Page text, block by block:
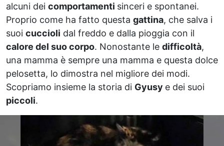
alcuni dei comportamenti sinceri e spontanei.
Proprio come ha fatto questa gattina, che salva i
suoi cuccioli dal freddo e dalla pioggia con il
calore del suo corpo. Nonostante le difficoltà,
una mamma è sempre una mamma e questa dolce
pelosetta, lo dimostra nel migliore dei modi.
Scopriamo insieme la storia di Gyusy e dei suoi
piccoli.